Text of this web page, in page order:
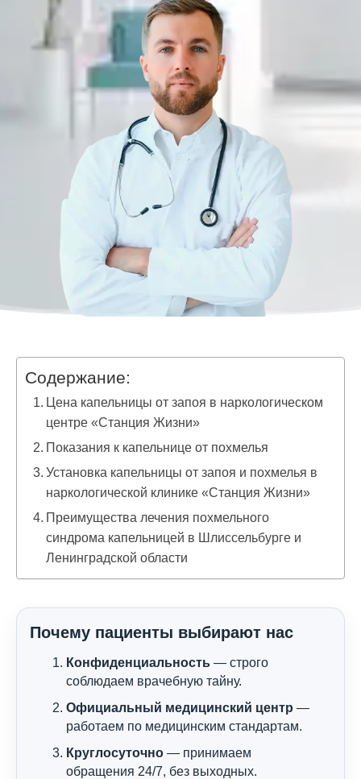
Содержание:
Цена капельницы от запоя в наркологическом
центре «Станция Жизни»
Показания к капельнице от похмелья
Установка капельницы от запоя и похмелья в
наркологической клинике «Станция Жизни»
Преимущества лечения похмельного
синдрома капельницей в Шлиссельбурге и
Ленинградской области
Почему пациенты выбирают нас
Конфиденциальность — строго
соблюдаем врачебную тайну.
Официальный медицинский центр —
работаем по медицинским стандартам.
Круглосуточно — принимаем
обращения 24/7, без выходных.